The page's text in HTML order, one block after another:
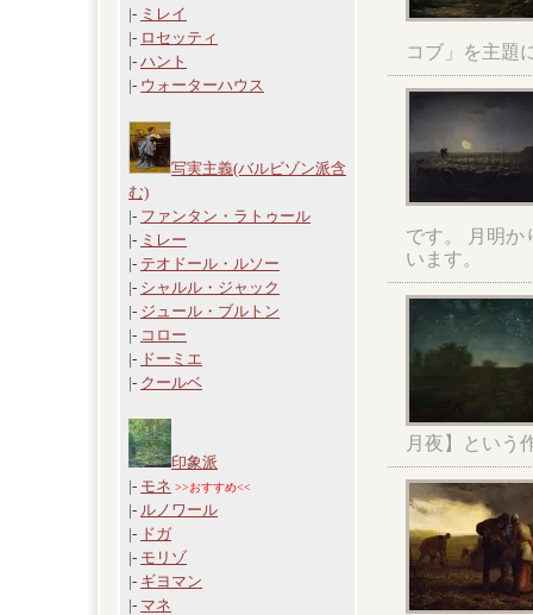
|- ミレイ
|- ロセッティ
|- ハント
|- ウォーターハウス
写実主義(バルビゾン派含
む)
|- ファンタン・ラトゥール
|- ミレー
|- テオドール・ルソー
|- シャルル・ジャック
|- ジュール・ブルトン
|- コロー
|- ドーミエ
|- クールベ
印象派
|- モネ >>おすすめ<<
|- ルノワール
|- ドガ
|- モリゾ
|- ギヨマン
|- マネ
コブ」を主題
です。 月明か
います。
月夜】という